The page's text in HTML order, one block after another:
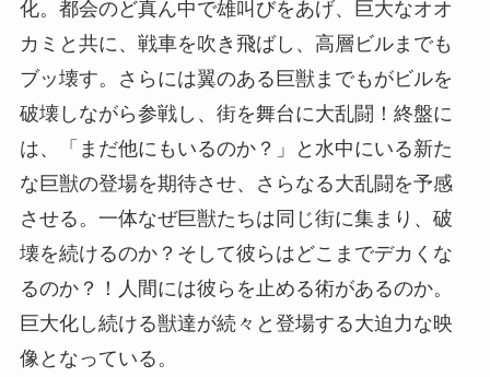
化。都会のど真ん中で雄叫びをあげ、巨大なオオ
カミと共に、戦車を吹き飛ばし、高層ビルまでも
ブッ壊す。さらには翼のある巨獣までもがビルを
破壊しながら参戦し、街を舞台に大乱闘！終盤に
は、「まだ他にもいるのか？」と水中にいる新た
な巨獣の登場を期待させ、さらなる大乱闘を予感
させる。一体なぜ巨獣たちは同じ街に集まり、破
壊を続けるのか？そして彼らはどこまでデカくな
るのか？！人間には彼らを止める術があるのか。
巨大化し続ける獣達が続々と登場する大迫力な映
像となっている。